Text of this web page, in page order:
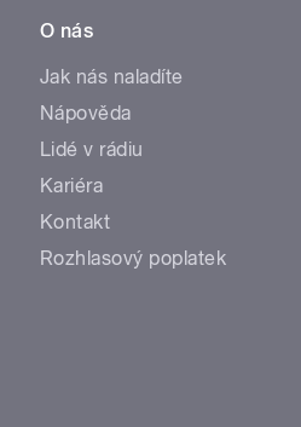
O nás
Jak nás naladíte
Nápověda
Lidé v rádiu
Kariéra
Kontakt
Rozhlasový poplatek